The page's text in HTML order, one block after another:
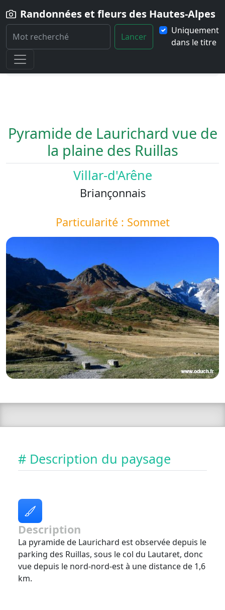
Randonnées et fleurs des Hautes-Alpes
Lancer
Uniquement
dans le titre
Home
Paysage
Pyramide-de-Laurichard-vue-de-la-plaine-des-
Ruillas
Pyramide de Laurichard vue de
la plaine des Ruillas
Villar-d'Arêne
Briançonnais
Particularité : Sommet
# Description du paysage
Description
La pyramide de Laurichard est observée depuis le
parking des Ruillas, sous le col du Lautaret, donc
vue depuis le nord-nord-est à une distance de 1,6
km.